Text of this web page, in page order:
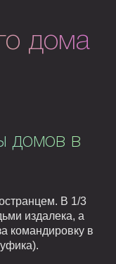
дома
домов в
В 1/3
издалека, а
командировку в